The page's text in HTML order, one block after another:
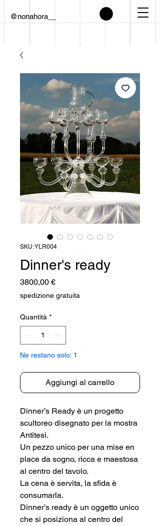
@nonahora__
SKU: YLR004
Dinner's ready
3800,00 €Prezzo
spedizione gratuita
Quantità *
Ne restano solo: 1
Aggiungi al carrello
Dinner’s Ready è un progetto
scultoreo disegnato per la mostra
Antitesi.
Un pezzo unico per una mise en
place da sogno, ricca e maestosa
al centro del tavolo.
La cena è servita, la sfida è
consumarla.
Dinner’s ready è un oggetto unico
che si posiziona al centro del